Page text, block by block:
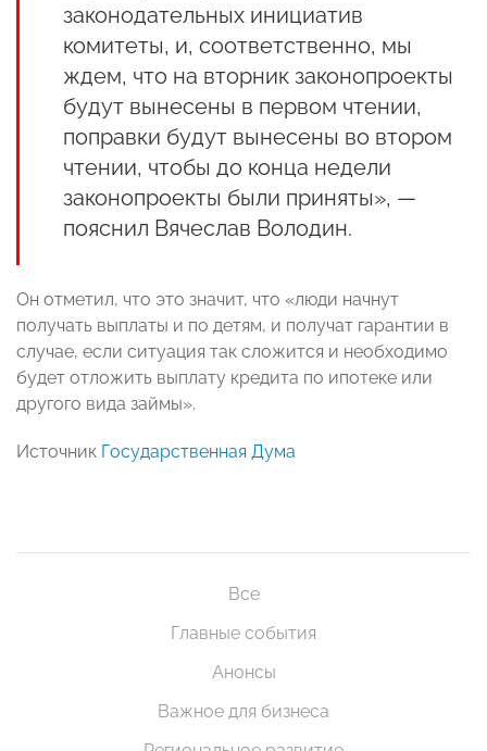
законодательных инициатив
комитеты, и, соответственно, мы
ждем, что на вторник законопроекты
будут вынесены в первом чтении,
поправки будут вынесены во втором
чтении, чтобы до конца недели
законопроекты были приняты», —
пояснил Вячеслав Володин.
Он отметил, что это значит, что «люди начнут
получать выплаты и по детям, и получат гарантии в
случае, если ситуация так сложится и необходимо
будет отложить выплату кредита по ипотеке или
другого вида займы».
Источник Государственная Дума
Все
Главные события
Анонсы
Важное для бизнеса